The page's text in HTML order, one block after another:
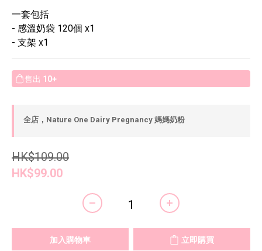
一套包括
- 感溫奶袋 120個 x1
- 支架 x1
售出 10+
全店，Nature One Dairy Pregnancy 媽媽奶粉
HK$109.00
HK$99.00
加入購物車 立即購買